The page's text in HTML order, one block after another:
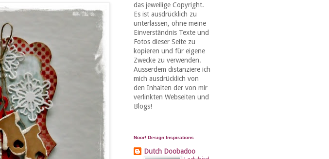
das jeweilige Copyright.
Es ist ausdrücklich zu
unterlassen, ohne meine
Einverständnis Texte und
Fotos dieser Seite zu
kopieren und für eigene
Zwecke zu verwenden.
Ausserdem distanziere ich
mich ausdrücklich von
den Inhalten der von mir
verlinkten Webseiten und
Blogs!
Noor! Design Inspirations
Dutch Doobadoo